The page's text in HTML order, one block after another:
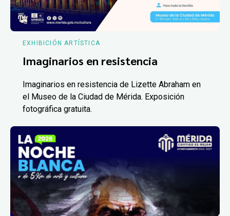
EXHIBICIÓN ARTÍSTICA
Imaginarios en resistencia
Imaginarios en resistencia de Lizette Abraham en
el Museo de la Ciudad de Mérida. Exposición
fotográfica gratuita.